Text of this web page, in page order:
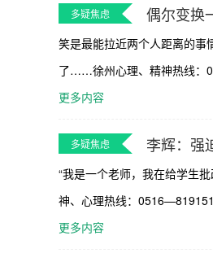
多疑焦虑 偶尔变换
笑是最能拉近两个人距离的事
了……徐州心理、精神热线：
更多内容
多疑焦虑 李辉：强
“我是一个老师，我在给学生
神、心理热线：
更多内容